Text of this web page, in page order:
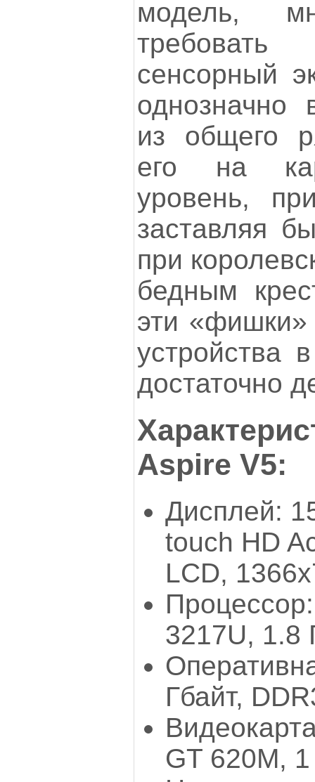
модель,
сенсорный
однозначно
из общего
его на
уровень,
заставляя
при
бедным
эти «фишки»
устройства
достаточно
Aspire V5:
Дисплей:
touch HD
LCD,
3217U, 1.8
Гбайт,
GT 620М, 1